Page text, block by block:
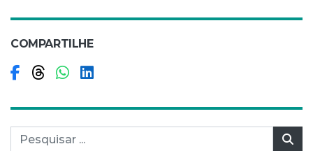
COMPARTILHE
Compartilhar no Facebook
Compartilhar no Threads
Compartilhar no WhatsApp
Compartilhar no LinkedIn
Pesquisar por: